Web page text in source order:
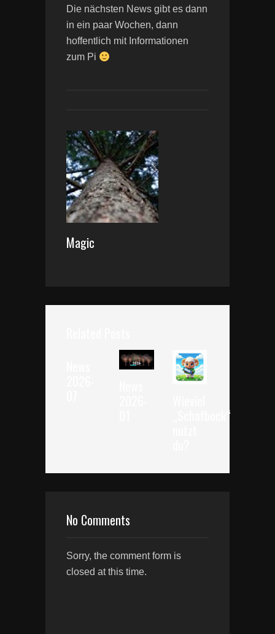
Die nächsten News gibt es dann
in ein paar Wochen, dann
hoffentlich mit Informationen
zum Pi
Magic
„Schafbock“
No Comments
Sorry, the comment form is
closed at this time.